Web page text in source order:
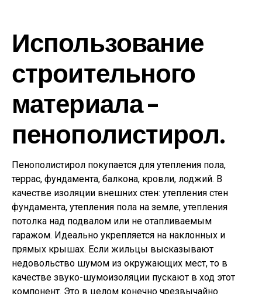
Использование
строительного
материала –
пенополистирол.
Пенополистирол покупается для утепления пола,
террас, фундамента, балкона, кровли, лоджий. В
качестве изоляции внешних стен: утепления стен
фундамента, утепления пола на земле, утепления
потолка над подвалом или не отапливаемым
гаражом. Идеально укрепляется на наклонных и
прямых крышах. Если жильцы высказывают
недовольство шумом из окружающих мест, то в
качестве звуко-шумоизоляции пускают в ход этот
компонент. Это в целом конечно чрезвычайно